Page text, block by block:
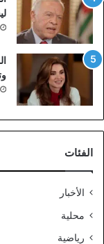
الفئات
الأخبار
محلية
رياضية